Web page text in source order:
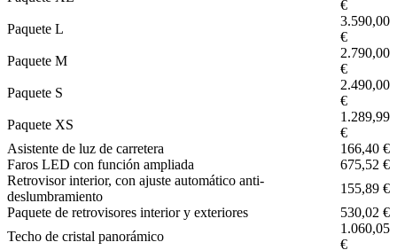
€
Paquete L
3.590,00
€
Paquete M
2.790,00
€
Paquete S
2.490,00
€
Paquete XS
1.289,99
€
Asistente de luz de carretera
166,40 €
Faros LED con función ampliada
675,52 €
Retrovisor interior, con ajuste automático anti-
deslumbramiento
155,89 €
Paquete de retrovisores interior y exteriores
530,02 €
Techo de cristal panorámico
1.060,05
€